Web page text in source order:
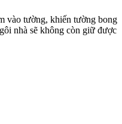
vào tường, khiến tường bong
nhà sẽ không còn giữ được